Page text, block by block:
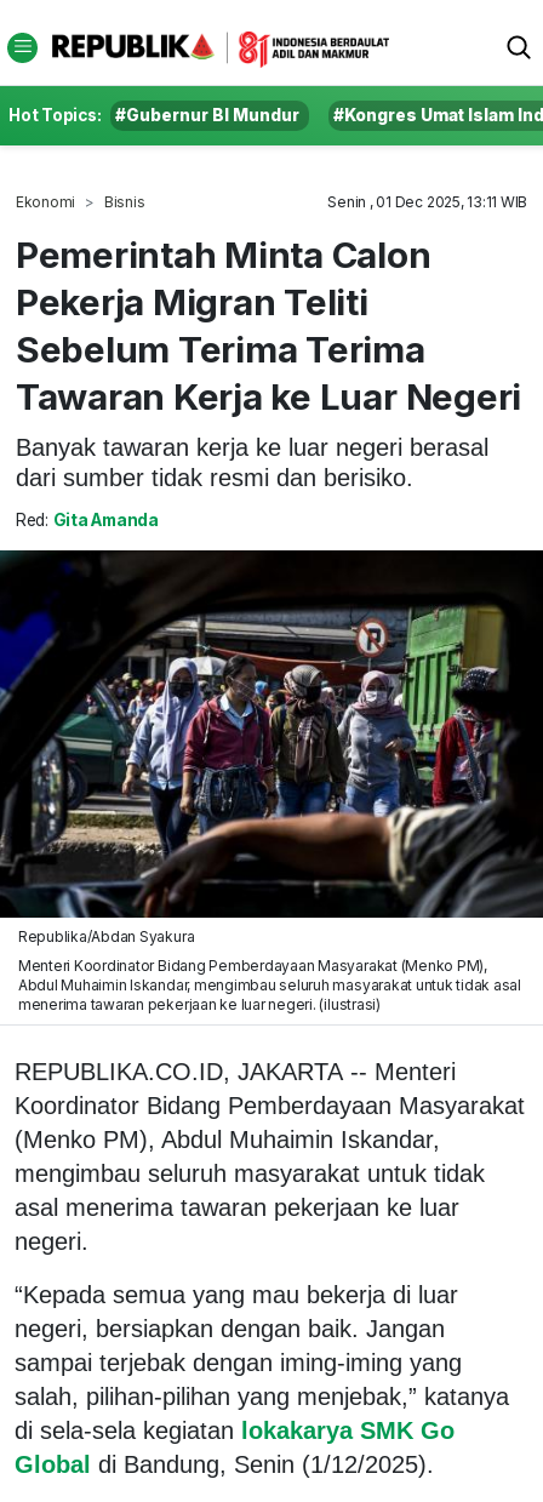
Hot Topics: #Gubernur BI Mundur #Kongres Umat Islam
Ekonomi Bisnis Senin , 01 Dec 2025, 13:11 WIB
Pemerintah Minta Calon
Pekerja Migran Teliti
Sebelum Terima Terima
Tawaran Kerja ke Luar Negeri
Banyak tawaran kerja ke luar negeri berasal
dari sumber tidak resmi dan berisiko.
Red: Gita Amanda
Republika/Abdan Syakura
Menteri Koordinator Bidang Pemberdayaan Masyarakat (Menko PM),
Abdul Muhaimin Iskandar, mengimbau seluruh masyarakat untuk tidak asal
menerima tawaran pekerjaan ke luar negeri. (ilustrasi)
REPUBLIKA.CO.ID, JAKARTA -- Menteri
Koordinator Bidang Pemberdayaan Masyarakat
(Menko PM), Abdul Muhaimin Iskandar,
mengimbau seluruh masyarakat untuk tidak
asal menerima tawaran pekerjaan ke luar
negeri.
“Kepada semua yang mau bekerja di luar
negeri, bersiapkan dengan baik. Jangan
sampai terjebak dengan iming-iming yang
salah, pilihan-pilihan yang menjebak,” katanya
di sela-sela kegiatan lokakarya SMK Go
Global di Bandung, Senin (1/12/2025).